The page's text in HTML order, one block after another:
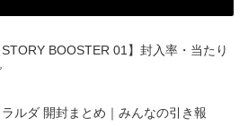
BOOSTER 01】封入率・当たり
ラルダ 開封まとめ｜みんなの引き報